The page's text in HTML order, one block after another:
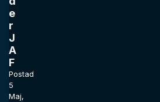
e
r
J
A
F
Postad
5
Maj,